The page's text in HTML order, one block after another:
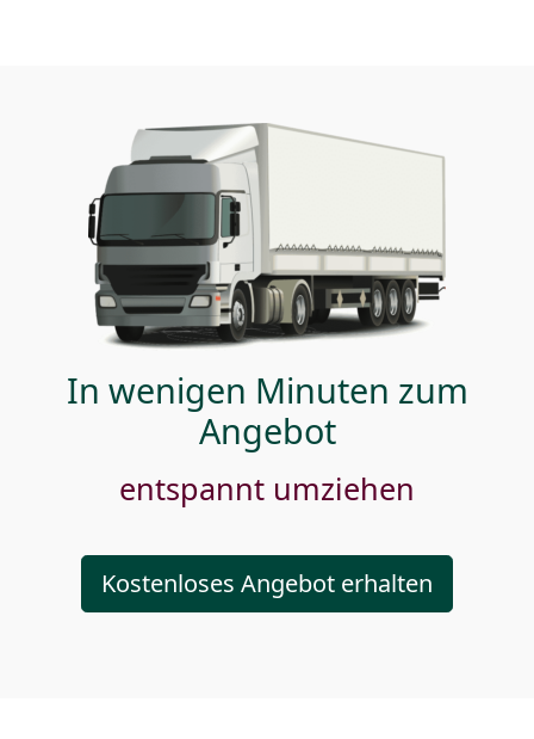
In wenigen Minuten zum
Angebot
entspannt umziehen
Kostenloses Angebot erhalten